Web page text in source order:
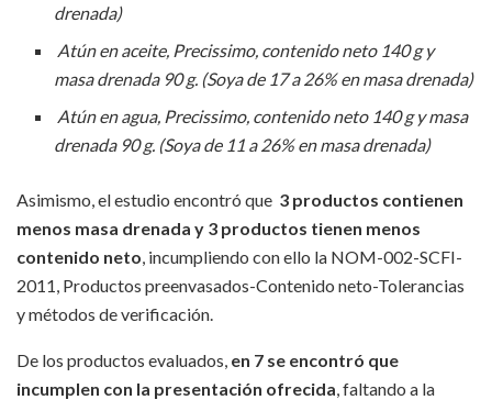
drenada)
Atún en aceite, Precissimo, contenido neto 140 g y
masa drenada 90 g. (Soya de 17 a 26% en masa drenada)
Atún en agua, Precissimo, contenido neto 140 g y masa
drenada 90 g. (Soya de 11 a 26% en masa drenada)
Asimismo, el estudio encontró que 3 productos contienen
menos masa drenada y 3 productos tienen menos
contenido neto , incumpliendo con ello la NOM-002-SCFI-
2011, Productos preenvasados-Contenido neto-Tolerancias
y métodos de verificación.
De los productos evaluados, en 7 se encontró que
incumplen con la presentación ofrecida , faltando a la